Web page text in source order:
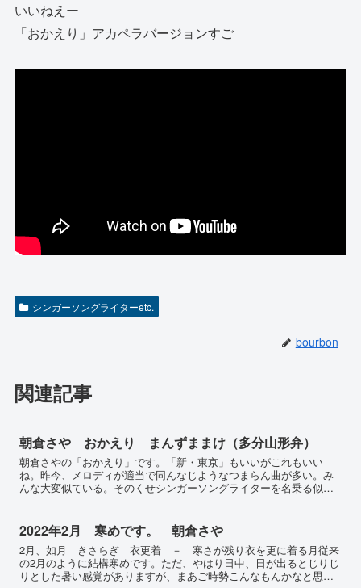
いいねえー
「おかえり」アカペラバージョンすご
シンガーソングライターetc.
bourbon
関連記事
朝倉さや おかえり まんずままけ（多分山形弁）
朝倉さやの「おかえり」です。「新・東京」もいいがこれもいい
ね。昨今、メロディが適当で同んなじようなつまらん曲が多い。み
んな大変似ている。そのくせシンガーソングライターを名乗る似非
2022年2月 寒めです。 朝倉さや
2月、如月 きさらぎ 衣更着 － 寒さが残り衣を更に着る月従来
の2月のように結構寒めです。ただ、やはり日中、日が出るとじりじ
りとした暑い感覚がありますが、まあご時勢こんなもんかなと思う